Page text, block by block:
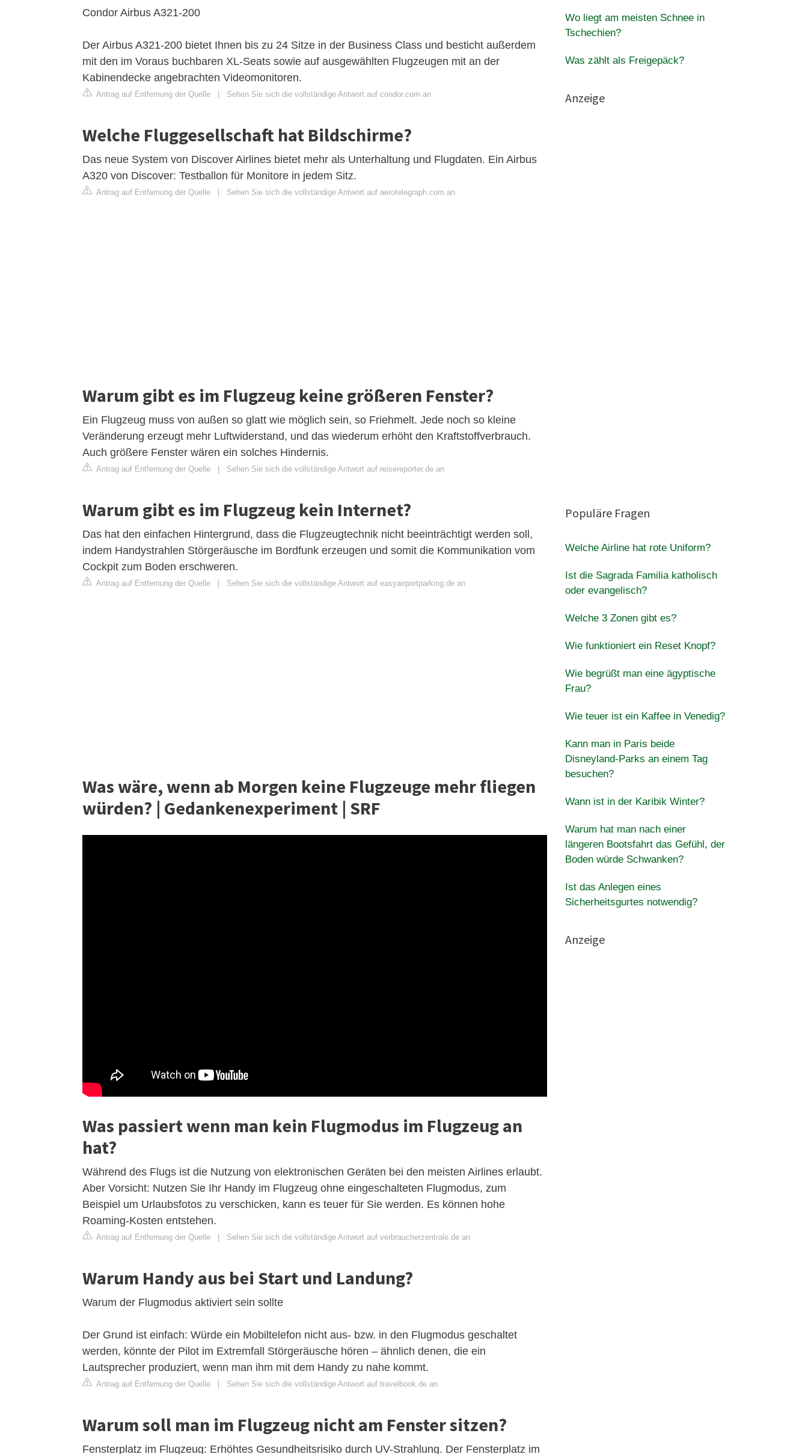
Condor Airbus A321-200
Der Airbus A321-200 bietet Ihnen bis zu 24 Sitze in der Business Class und besticht außerdem
mit den im Voraus buchbaren XL-Seats sowie auf ausgewählten Flugzeugen mit an der
Kabinendecke angebrachten Videomonitoren.
Antrag auf Entfernung der Quelle Sehen Sie sich die vollständige Antwort auf condor.com an
Welche Fluggesellschaft hat Bildschirme?
Das neue System von Discover Airlines bietet mehr als Unterhaltung und Flugdaten. Ein Airbus
A320 von Discover: Testballon für Monitore in jedem Sitz.
Antrag auf Entfernung der Quelle Sehen Sie sich die vollständige Antwort auf aerotelegraph.com an
Warum gibt es im Flugzeug keine größeren Fenster?
Ein Flugzeug muss von außen so glatt wie möglich sein, so Friehmelt. Jede noch so kleine
Veränderung erzeugt mehr Luftwiderstand, und das wiederum erhöht den Kraftstoffverbrauch.
Auch größere Fenster wären ein solches Hindernis.
Antrag auf Entfernung der Quelle Sehen Sie sich die vollständige Antwort auf reisereporter.de an
Warum gibt es im Flugzeug kein Internet?
Das hat den einfachen Hintergrund, dass die Flugzeugtechnik nicht beeinträchtigt werden soll,
indem Handystrahlen Störgeräusche im Bordfunk erzeugen und somit die Kommunikation vom
Cockpit zum Boden erschweren.
Antrag auf Entfernung der Quelle Sehen Sie sich die vollständige Antwort auf easyairportparking.de an
Was wäre, wenn ab Morgen keine Flugzeuge mehr fliegen
würden? | Gedankenexperiment | SRF
Was passiert wenn man kein Flugmodus im Flugzeug an
hat?
Während des Flugs ist die Nutzung von elektronischen Geräten bei den meisten Airlines erlaubt.
Aber Vorsicht: Nutzen Sie Ihr Handy im Flugzeug ohne eingeschalteten Flugmodus, zum
Beispiel um Urlaubsfotos zu verschicken, kann es teuer für Sie werden. Es können hohe
Roaming-Kosten entstehen.
Antrag auf Entfernung der Quelle | Sehen Sie sich die vollständige Antwort auf verbraucherzentrale.de an
Warum Handy aus bei Start und Landung?
Warum der Flugmodus aktiviert sein sollte
Der Grund ist einfach: Würde ein Mobiltelefon nicht aus- bzw. in den Flugmodus geschaltet
werden, könnte der Pilot im Extremfall Störgeräusche hören – ähnlich denen, die ein
Lautsprecher produziert, wenn man ihm mit dem Handy zu nahe kommt.
Antrag auf Entfernung der Quelle | Sehen Sie sich die vollständige Antwort auf travelbook.de an
Warum soll man im Flugzeug nicht am Fenster sitzen?
Fensterplatz im Flugzeug: Erhöhtes Gesundheitsrisiko durch UV-Strahlung. Der Fensterplatz im
Wo liegt am meisten Schnee in
Tschechien?
Was zählt als Freigepäck?
Anzeige
Populäre Fragen
Welche Airline hat rote Uniform?
Ist die Sagrada Familia katholisch
oder evangelisch?
Welche 3 Zonen gibt es?
Wie funktioniert ein Reset Knopf?
Wie begrüßt man eine ägyptische
Frau?
Wie teuer ist ein Kaffee in Venedig?
Kann man in Paris beide
Disneyland-Parks an einem Tag
besuchen?
Wann ist in der Karibik Winter?
Warum hat man nach einer
längeren Bootsfahrt das Gefühl, der
Boden würde Schwanken?
Ist das Anlegen eines
Sicherheitsgurtes notwendig?
Anzeige